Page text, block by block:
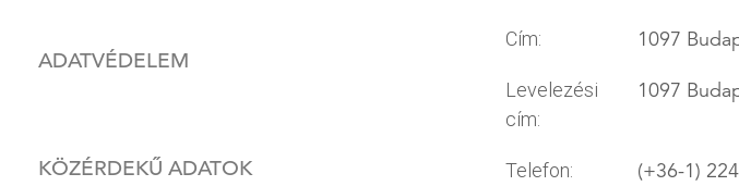
ADATVÉDELEM
KÖZÉRDEKŰ ADATOK
Cím: 1097
Levelezési
cím:
1097
Telefon: (+36-1)